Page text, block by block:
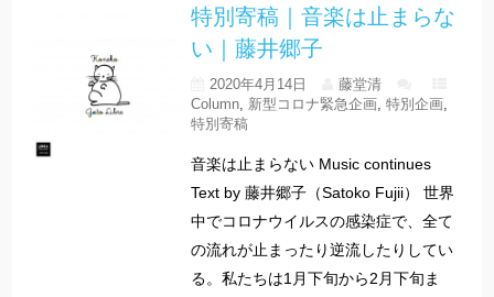
特別寄稿｜音楽は止まらな
い｜藤井郷子
2020年4月14日
藤堂清
Column, 新型コロナ緊急企画, 特別企画,
特別寄稿
音楽は止まらない Music continues
Text by 藤井郷子（Satoko Fujii） 世界
中でコロナウイルスの感染症で、全て
の流れが止まったり逆流したりしてい
る。私たちは1月下旬から2月下旬ま